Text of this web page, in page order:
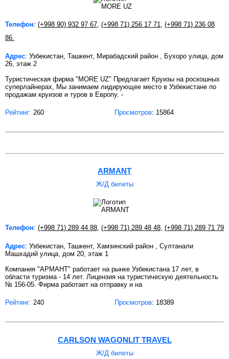
Телефон: (+998 90) 932 97 67 (+998 71) 256 17 71
(+998 71) 236 08
86.
Адрес: Узбекистан, Ташкент, Мирабадский район , Бухоро улица, дом
26, этаж 2
Туристическая фирма "MORE UZ" Предлагает Круизы на роскошных
суперлайнерах, Мы занимаем лидирующее место в Узбекистане по
продажам круизов и туров в Европу. -
Рейтинг: 260 Просмотров: 15864
ARMANT
Ж/Д билеты
Телефон: (+998 71) 289 44 88 (+998 71) 289 48 48 (+998 71) 289 71 79
Адрес: Узбекистан, Ташкент, Хамзинский район , Султанали
Машхадий улица, дом 20, этаж 1
Компания "АРМАНТ" работает на рынке Узбекистана 17 лет, в
области туризма - 14 лет. Лицензия на туристическую деятельность
№ 156-05. Фирма работает на отправку и на
Рейтинг: 240 Просмотров: 18389
CARLSON WAGONLIT TRAVEL
Ж/Д билеты